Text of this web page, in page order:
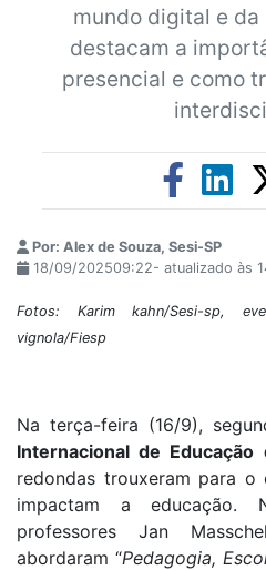
mundo digital e da
destacam a
presencial e como
Por: Alex de Souza, Sesi-SP
18/09/202509:22- atualizado às
Fotos: Karim kahn/Sesi-sp,
vignola/Fiesp
Na terça-feira (16/9),
Internacional de Educação
redondas trouxeram para o
impactam a educação.
professores Jan
abordaram “Pedagogia,